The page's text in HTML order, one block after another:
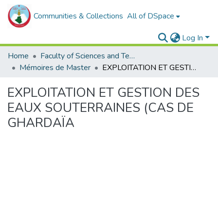
Communities & Collections All of DSpace
Log In
Home
Faculty of Sciences and Technology
Mémoires de Master
EXPLOITATION ET GESTION DES EAUX SOUTERRAINES (CAS DE GHARDAÏA
EXPLOITATION ET GESTION DES
EAUX SOUTERRAINES (CAS DE
GHARDAÏA